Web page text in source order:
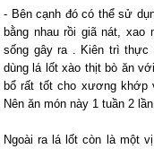
- Bên cạnh đó có thể sử
bằng nhau rồi giã nát, xao
sống gây ra . Kiên trì thực
dùng lá lốt xào thịt bò ăn
bổ rất tốt cho xương khớp
Nên ăn món này 1 tuần 2
Ngoài ra lá lốt còn là một